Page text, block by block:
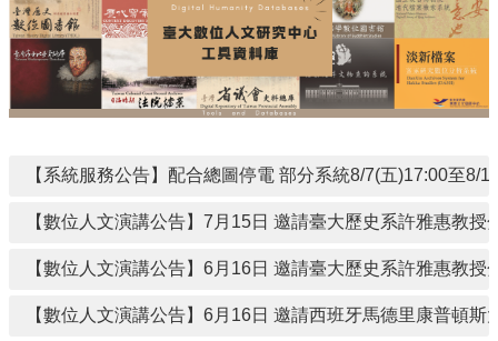
位
人
文
究
首
臺
首
網
【系統服務公告】配合總圖停電 部分系統8/7(五)17:00至8/
【數位人文演講公告】7月15日 邀請臺大歷史系許雅惠教
【數位人文演講公告】6月16日 邀請臺大歷史系許雅惠教
【數位人文演講公告】6月16日 邀請西班牙馬德里康普頓